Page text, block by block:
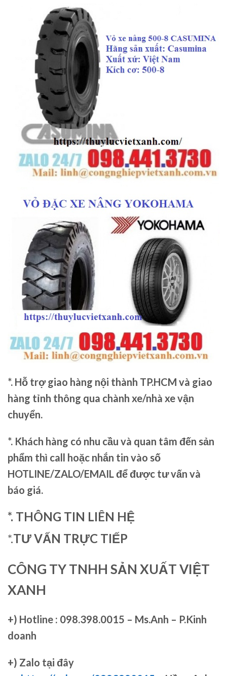
*. Hỗ trợ giao hàng nội thành TP.HCM và giao
hàng tỉnh thông qua chành xe/nhà xe vận
chuyển.
*. Khách hàng có nhu cầu và quan tâm đến sản
phẩm thì call hoặc nhắn tin vào số
HOTLINE/ZALO/EMAIL để được tư vấn và
báo giá.
*. THÔNG TIN LIÊN HỆ
*.TƯ VẤN TRỰC TIẾP
CÔNG TY TNHH SẢN XUẤT VIỆT
XANH
+) Hotline : 098.398.0015 – Ms.Anh – P.Kinh
doanh
+) Zalo tại đây